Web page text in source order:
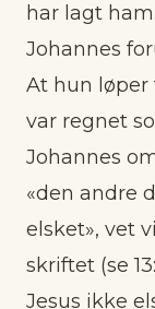
har lagt
Johannes
At hun løper
var regnet
Johannes
«den andre
elsket», vet
skriftet (se
Jesus ikke